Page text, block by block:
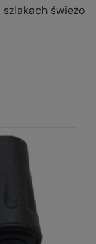
świeżo